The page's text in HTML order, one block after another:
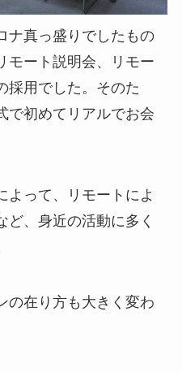
ナ真っ盛りでしたもの
モート説明会、リモー
採用でした。そのた
で初めてリアルでお会
よって、リモートによ
ど、身近の活動に多く
の在り方も大きく変わ